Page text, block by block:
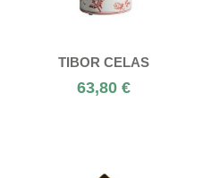
TIBOR CELAS
63,80 €